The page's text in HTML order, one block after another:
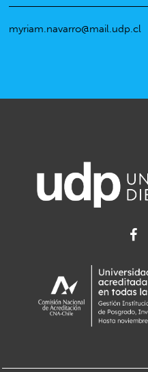
myriam.navarro@mail.udp.cl